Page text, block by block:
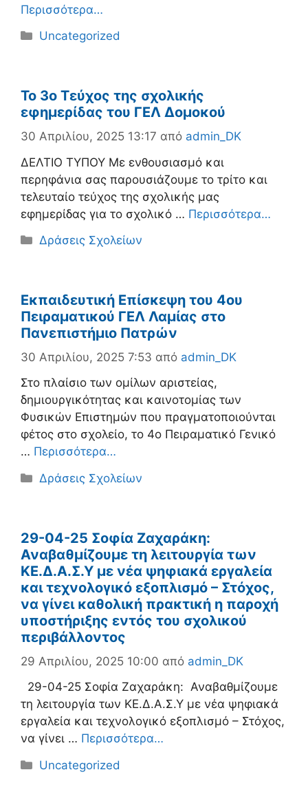
Περισσότερα…
Κατηγορίες
Uncategorized
Το 3ο Τεύχος της σχολικής
εφημερίδας του ΓΕΛ Δομοκού
30 Απριλίου, 2025 13:17 από admin_DK
ΔΕΛΤΙΟ ΤΥΠΟΥ Με ενθουσιασμό και
περηφάνια σας παρουσιάζουμε το τρίτο και
τελευταίο τεύχος της σχολικής μας
εφημερίδας για το σχολικό … Περισσότερα…
Κατηγορίες
Δράσεις Σχολείων
Εκπαιδευτική Επίσκεψη του 4ου
Πειραματικού ΓΕΛ Λαμίας στο
Πανεπιστήμιο Πατρών
30 Απριλίου, 2025 7:53 από admin_DK
Στο πλαίσιο των ομίλων αριστείας,
δημιουργικότητας και καινοτομίας των
Φυσικών Επιστημών που πραγματοποιούνται
φέτος στο σχολείο, το 4ο Πειραματικό Γενικό
… Περισσότερα…
Κατηγορίες
Δράσεις Σχολείων
29-04-25 Σοφία Ζαχαράκη:
Αναβαθμίζουμε τη λειτουργία των
ΚΕ.Δ.Α.Σ.Υ με νέα ψηφιακά εργαλεία
και τεχνολογικό εξοπλισμό – Στόχος,
να γίνει καθολική πρακτική η παροχή
υποστήριξης εντός του σχολικού
περιβάλλοντος
29 Απριλίου, 2025 10:00 από admin_DK
29-04-25 Σοφία Ζαχαράκη: Αναβαθμίζουμε
τη λειτουργία των ΚΕ.Δ.Α.Σ.Υ με νέα ψηφιακά
εργαλεία και τεχνολογικό εξοπλισμό – Στόχος,
να γίνει … Περισσότερα…
Κατηγορίες
Uncategorized